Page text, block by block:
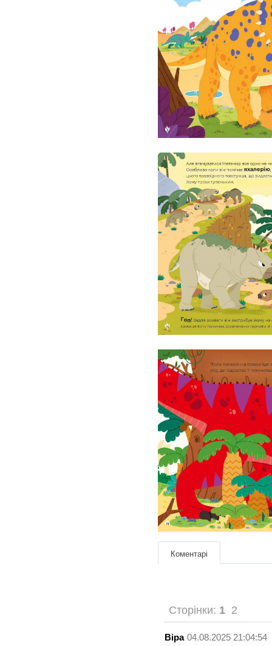
Коментарі
Сторінки: 1 2
Віра 04.08.2025 21:04:54